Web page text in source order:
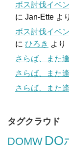
ボス討伐イベ
に Jan-Ette より
ボス討伐イベ
に ひろき より
さらば、また
さらば、また
さらば、また
タグクラウド
DQMW DQ